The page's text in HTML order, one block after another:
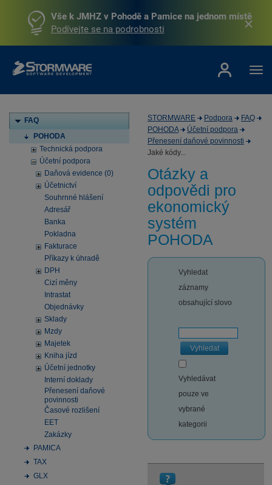
Vše k JMHZ v Pohodě a Pamice na jednom místě
Podívejte se na podrobnosti
FAQ
POHODA
Technická podpora
Účetní podpora
Daňová evidence (0)
Účetnictví
Souhrnné hlášení
Adresář
Banka
Pokladna
Fakturace
Příkazy k úhradě
DPH
Cizí měny
Intrastat
Objednávky
Sklady
Mzdy
Majetek
Kniha jízd
Účetní jednotky
Interní doklady
Přenesení daňové
povinnosti
Časové rozlišení
EET
Zakázky
PAMICA
TAX
GLX
STORMWARE Podpora
FAQ
POHODA
Účetní podpora
Přenesení daňové povinnosti
Jaké kódy...
Otázky a
odpovědi pro
ekonomický
systém
POHODA
Vyhledat
záznamy
obsahující slovo
Vyhledat
Vyhledávat
pouze ve
vybrané
kategorii